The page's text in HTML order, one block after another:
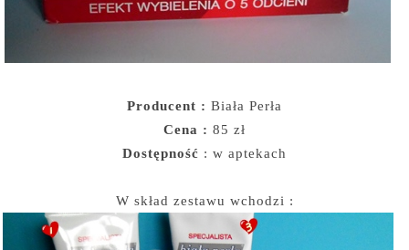
Producent : Biała Perła
Cena : 85 zł
Dostępność : w aptekach
W skład zestawu wchodzi :